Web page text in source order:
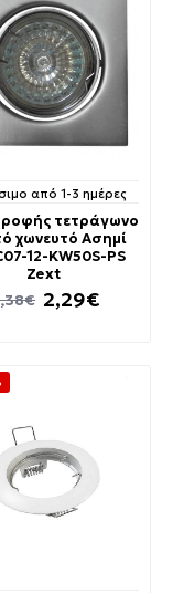
από 1-3 ημέρες
τετράγωνο
χωνευτό Ασημί
12-KW50S-PS
Zext
2,29€